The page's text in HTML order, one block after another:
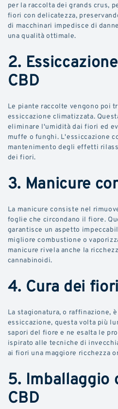
per la raccolta dei grands crus,
fiori con delicatezza,
di macchinari impedisce di
una qualità ottimale.
2.
CBD
Le piante raccolte vengono poi
essiccazione climatizzata.
eliminare l'umidità dai fiori ed
muffe o funghi. L'essiccazione
mantenimento degli effetti
dei fiori.
3. Manicure
La manicure consiste nel
foglie che circondano il fiore.
garantisce un aspetto
migliore combustione o
manicure rivela anche la
cannabinoidi.
4. Cura dei
La stagionatura, o raffinazione,
essiccazione, questa volta più
sapori del fiore e ne esalta le
ispirato alle tecniche di
ai fiori una maggiore ricchezza
5. Imballaggio
CBD